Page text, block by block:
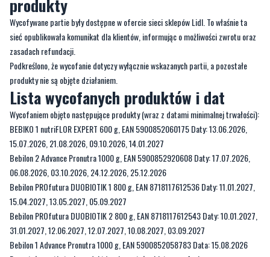
zasadach refundacji.
Podkreślono, że wycofanie dotyczy wyłącznie wskazanych partii, a pozostałe
produkty nie są objęte działaniem.
Lista wycofanych produktów i dat
Wycofaniem objęto następujące produkty (wraz z datami minimalnej trwałości):
BEBIKO 1 nutriFLOR EXPERT 600 g, EAN 5900852060175 Daty: 13.06.2026,
15.07.2026, 21.08.2026, 09.10.2026, 14.01.2027
Bebilon 2 Advance Pronutra 1000 g, EAN 5900852920608 Daty: 17.07.2026,
06.08.2026, 03.10.2026, 24.12.2026, 25.12.2026
Bebilon PROfutura DUOBIOTIK 1 800 g, EAN 8718117612536 Daty: 11.01.2027,
15.04.2027, 13.05.2027, 05.09.2027
Bebilon PROfutura DUOBIOTIK 2 800 g, EAN 8718117612543 Daty: 10.01.2027,
31.01.2027, 12.06.2027, 12.07.2027, 10.08.2027, 03.09.2027
Bebilon 1 Advance Pronutra 1000 g, EAN 5900852058783 Data: 15.08.2026
Pozostałe partie tych produktów nie zostały objęte wycofaniem.
Zwrot produktów i refundacja
Klienci, którzy posiadają produkty z wymienionych partii, mogą zwrócić je w